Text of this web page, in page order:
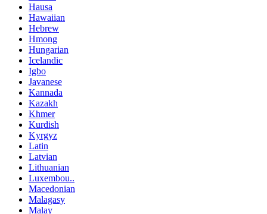
Hausa
Hawaiian
Hebrew
Hmong
Hungarian
Icelandic
Igbo
Javanese
Kannada
Kazakh
Khmer
Kurdish
Kyrgyz
Latin
Latvian
Lithuanian
Luxembou..
Macedonian
Malagasy
Malay